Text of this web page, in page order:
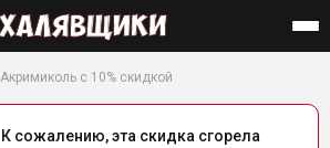
Акримиколь с 10% скидкой
К сожалению, эта скидка сгорела